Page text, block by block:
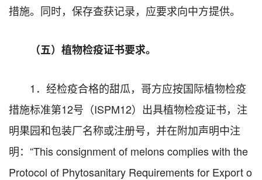
措施。同时，保存查获记录，应要求向中方提供。
（五）植物检疫证书要求。
1．经检疫合格的甜瓜，哥方应按国际植物检疫
措施标准第12号（ISPM12）出具植物检疫证书，注
明果园和包装厂名称或注册号，并在附加声明中注
明：“This consignment of melons complies with the
Protocol of Phytosanitary Requirements for Export o